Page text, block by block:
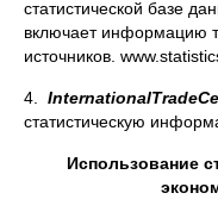
статистической базе
включает информацию
источников.
4. InternationalTrade
статистическую
Использование